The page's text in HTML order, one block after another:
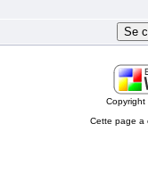
Cette page a